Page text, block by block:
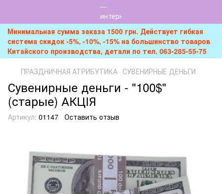
Минимальная сумма заказа 1500 грн. Действует гибкая
система скидок -5%, -10%, -15% на большинство товаров
Китайского производства, детали по тел. 063-285-55-75
ПРАЗДНИЧНАЯ АТРИБУТИКА СУВЕНИРНЫЕ ДЕНЬГИ
Сувенирные деньги - "100$"
(старые) АКЦІЯ
Артикул: 01147 Оставить отзыв